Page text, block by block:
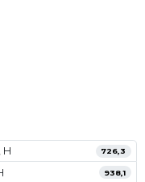
Н 726,3
938,1